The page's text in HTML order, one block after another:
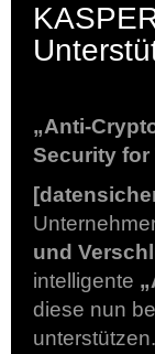
„Anti-
Security for
und
intelligente
diese nun